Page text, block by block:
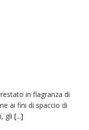
in flagranza di
ai fini di spaccio di
gli [...]